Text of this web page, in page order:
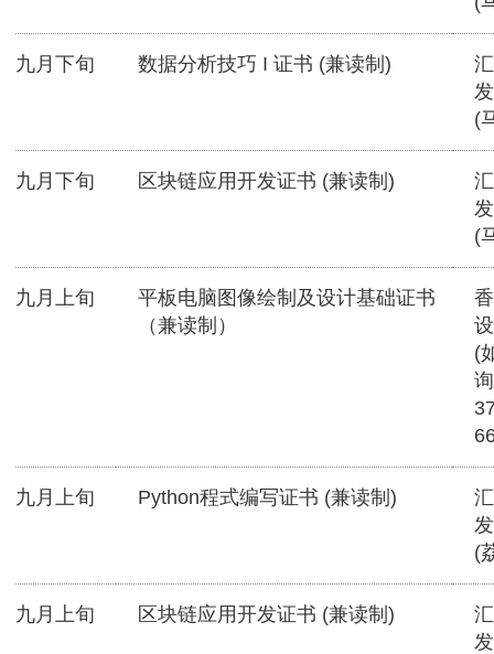
九月下旬 数据分析技巧 I 证书 (兼读制)
(
九月下旬 区块链应用开发证书 (兼读制)
(
九月上旬
平板电脑图像绘制及设计基础证书
（兼读制）
(
九月上旬 Python程式编写证书 (兼读制)
(
九月上旬 区块链应用开发证书 (兼读制)